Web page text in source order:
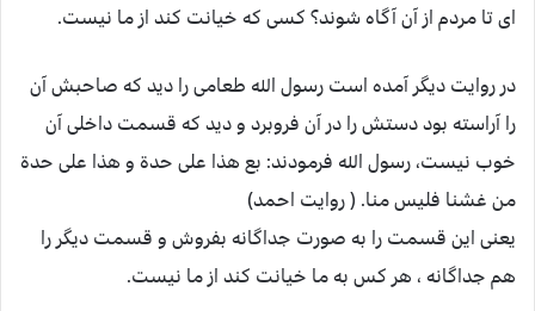
ای تا مردم از آن آگاه شوند؟ کسی که خیانت کند از ما نیست.
در روایت دیگر آمده است رسول الله طعامی را دید که صاحبش آن
را آراسته بود دستش را در آن فروبرد و دید که قسمت داخلی آن
خوب نیست، رسول الله فرمودند: بع هذا علی حدة و هذا علی حدة
من غشنا فلیس منا. ( روایت احمد)
یعنی این قسمت را به صورت جداگانه بفروش و قسمت دیگر را
هم جداگانه ، هر کس به ما خیانت کند از ما نیست.